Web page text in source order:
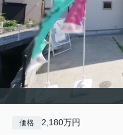
価格 2,180万円